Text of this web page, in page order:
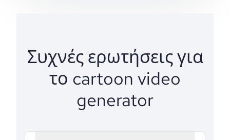
Συχνές ερωτήσεις για
το cartoon video
generator